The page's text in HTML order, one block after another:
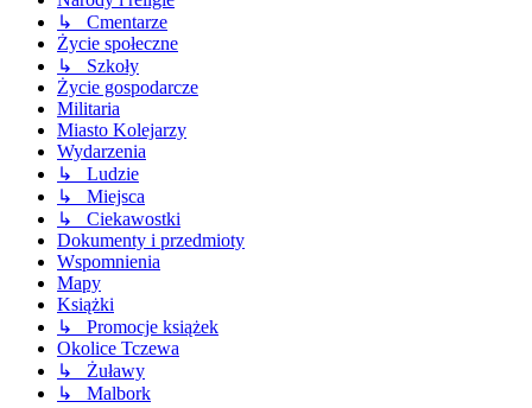
↳ Cmentarze
Życie społeczne
↳ Szkoły
Życie gospodarcze
Militaria
Miasto Kolejarzy
Wydarzenia
↳ Ludzie
↳ Miejsca
↳ Ciekawostki
Dokumenty i przedmioty
Wspomnienia
Mapy
Książki
↳ Promocje książek
Okolice Tczewa
↳ Żuławy
↳ Malbork